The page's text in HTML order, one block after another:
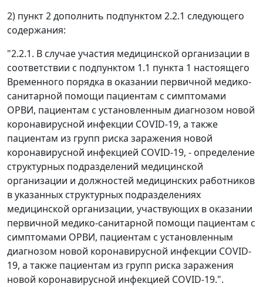
2) пункт 2 дополнить подпунктом 2.2.1 следующего
содержания:
"2.2.1. В случае участия медицинской организации в
соответствии с подпунктом 1.1 пункта 1 настоящего
Временного порядка в оказании первичной медико-
санитарной помощи пациентам с симптомами
ОРВИ, пациентам с установленным диагнозом новой
коронавирусной инфекции COVID-19, а также
пациентам из групп риска заражения новой
коронавирусной инфекцией COVID-19, - определение
структурных подразделений медицинской
организации и должностей медицинских работников
в указанных структурных подразделениях
медицинской организации, участвующих в оказании
первичной медико-санитарной помощи пациентам с
симптомами ОРВИ, пациентам с установленным
диагнозом новой коронавирусной инфекции COVID-
19, а также пациентам из групп риска заражения
новой коронавирусной инфекцией COVID-19.".